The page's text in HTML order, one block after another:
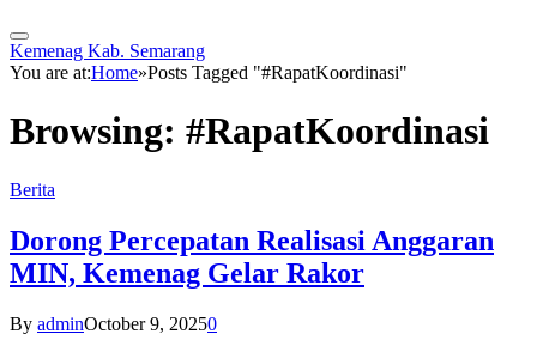
Kemenag Kab. Semarang
You are at:Home»Posts Tagged "#RapatKoordinasi"
Browsing: #RapatKoordinasi
Berita
Dorong Percepatan Realisasi Anggaran
MIN, Kemenag Gelar Rakor
By adminOctober 9, 20250